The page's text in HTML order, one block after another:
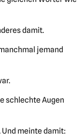
damit.
jemand
schlechte Augen
meinte damit: